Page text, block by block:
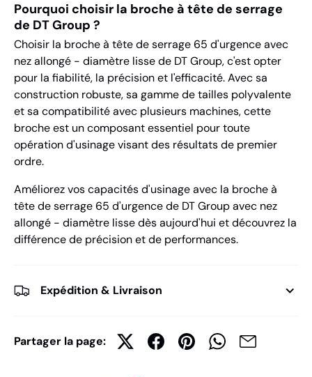
Pourquoi choisir la broche à tête de serrage
de DT Group ?
Choisir la broche à tête de serrage 65 d'urgence avec
nez allongé - diamètre lisse de DT Group, c'est opter
pour la fiabilité, la précision et l'efficacité. Avec sa
construction robuste, sa gamme de tailles polyvalente
et sa compatibilité avec plusieurs machines, cette
broche est un composant essentiel pour toute
opération d'usinage visant des résultats de premier
ordre.
Améliorez vos capacités d'usinage avec la broche à
tête de serrage 65 d'urgence de DT Group avec nez
allongé - diamètre lisse dès aujourd'hui et découvrez la
différence de précision et de performances.
Expédition & Livraison
Partager la page: